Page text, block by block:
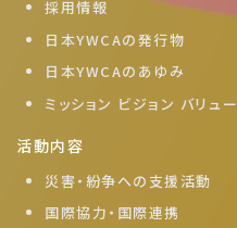
採用情報
日本YWCAの発行物
日本YWCAのあゆみ
ミッション ビジョン バリュー
活動内容
災害・紛争への支援活動
国際協力・国際連携